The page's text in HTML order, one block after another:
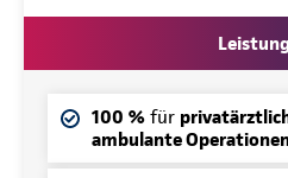
100 % für
ambulante